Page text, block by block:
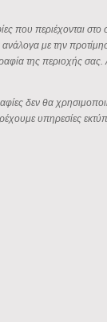
που περιέχονται
ανάλογα με την
της περιοχής
δεν θα
υπηρεσίες